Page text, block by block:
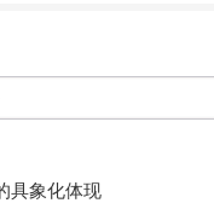
具象化体现